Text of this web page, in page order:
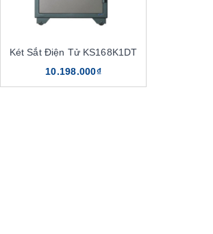
gian của chủ nhân. Ngoài ra,
Két Sắt Điện Tử KS168K1DT
10.198.000₫